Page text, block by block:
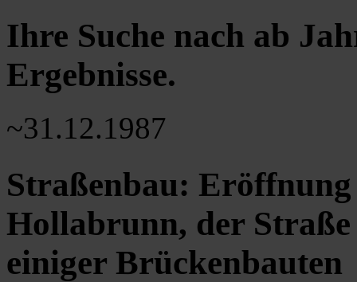
Ihre Suche nach ab
Ergebnisse.
~31.12.1987
Straßenbau:
Hollabrunn, der
einiger Brückenbauten